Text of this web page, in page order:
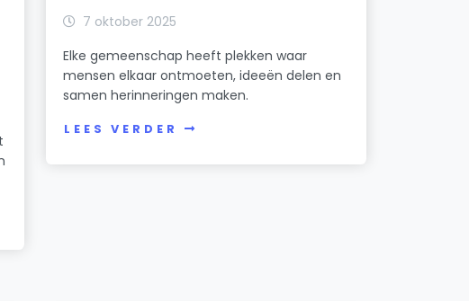
7 oktober 2025
Elke gemeenschap heeft plekken waar
mensen elkaar ontmoeten, ideeën delen en
samen herinneringen maken.
LEES VERDER